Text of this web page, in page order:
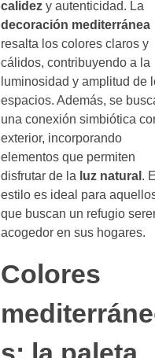
calidezy autenticidad. La
decoración mediterránea
resalta los colores claros y
cálidos, contribuyendo a la
luminosidad y amplitud de
espacios. Además, se
una conexión simbiótica
exterior, incorporando
elementos que permiten
disfrutar de la luz natural .
estilo es ideal para
que buscan un refugio
acogedor en sus hogares.
Colores